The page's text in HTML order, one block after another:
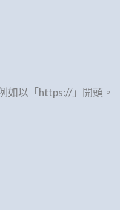
如以「https://」開頭。